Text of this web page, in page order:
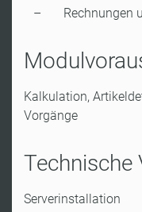
Rechnungen
Kalkulation,
Vorgänge
Technische
Serverinstallation